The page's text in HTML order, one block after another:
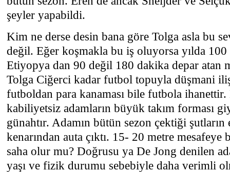
şeyler yapabildi.
Kim ne derse desin bana göre Tolga asla bu
değil. Eğer koşmakla bu iş oluyorsa yılda
Etiyopya dan 90 değil 180 dakika depar atan
Tolga Ciğerci kadar futbol topuyla düşmani
futboldan para kanaması bile futbola
kabiliyetsiz adamların büyük takım forması
günahtır. Adamın bütün sezon çektiği şutların
kenarından auta çıktı. 15- 20 metre mesafeye
saha olur mu? Doğrusu ya De Jong denilen
yaşı ve fizik durumu sebebiyle daha verimli